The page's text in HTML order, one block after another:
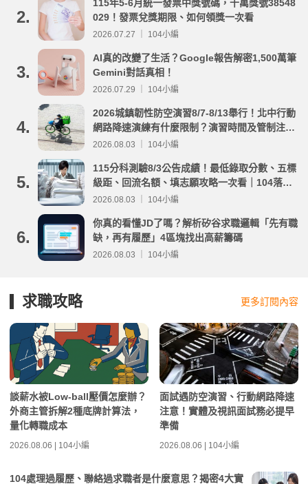
2.
115年5-6月統一發票中獎號碼，千萬獎號38548
029！發票兌獎期限、如何領獎一次看
2026.07.27 ｜ 104小編
3.
AI真的改變了生活？Google報告解密1,500萬筆
Gemini對話真相！
2026.07.29 ｜ 104小編
4.
2026城鎮韌性防空演習8/7-8/13舉行！北中行動
網路降速演練有什麼限制？演習時間及管制注意
事項整理
2026.08.03 ｜ 104小編
5.
115分科測驗8/3公告成績！最低錄取分數、五標
級距、回流名額、填志願攻略一次看｜104落點
分析
2026.08.03 ｜ 104小編
6.
你真的看懂JD了嗎？解析矽谷求職邏輯「先有職
缺，再有履歷」4區塊找出高薪籌碼
2026.08.03 ｜ 104小編
求職攻略 更多訂閱內容
談薪水被Low-ball壓價怎麼辦？
外商主管拆解2種底牌計算法，
量化轉職成本
2026.08.06 | 104小編
面試遇防空演習、行動網路降速
注意！實體及視訊面試務必提早
準備
2026.08.06 | 104小編
104處理過履歷、聯絡過求職者是什麼意思？揭密4大實